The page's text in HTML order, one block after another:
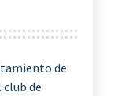
de
club de